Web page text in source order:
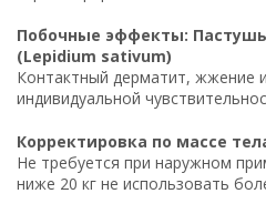
Побочные эффекты:
(Lepidium sativum)
Контактный дерматит, жжение
индивидуальной
Корректировка по массе
Не требуется при наружном
ниже 20 кг не использовать